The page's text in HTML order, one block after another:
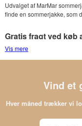
Udvalget af MarMar
finde en sommerjakke, som
Gratis fragt ved køb
Lige som ved alle vores
Vis mere
Vind et
Hver måned trækker vi